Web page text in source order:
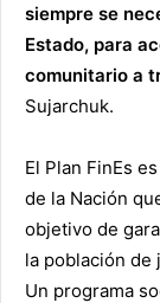
siempre se
Estado, para
comunitario a
Sujarchuk.
El Plan FinEs
de la Nación
objetivo de
la población de
Un programa